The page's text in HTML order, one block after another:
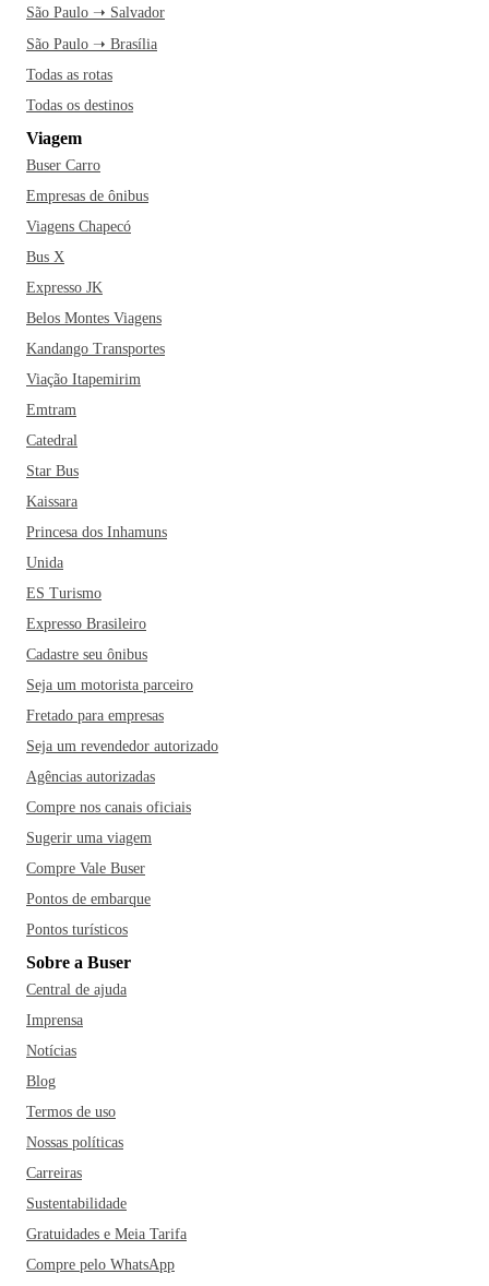
São Paulo ➝ Salvador
São Paulo ➝ Brasília
Todas as rotas
Todas os destinos
Viagem
Buser Carro
Empresas de ônibus
Viagens Chapecó
Bus X
Expresso JK
Belos Montes Viagens
Kandango Transportes
Viação Itapemirim
Emtram
Catedral
Star Bus
Kaissara
Princesa dos Inhamuns
Unida
ES Turismo
Expresso Brasileiro
Cadastre seu ônibus
Seja um motorista parceiro
Fretado para empresas
Seja um revendedor autorizado
Agências autorizadas
Compre nos canais oficiais
Sugerir uma viagem
Compre Vale Buser
Pontos de embarque
Pontos turísticos
Sobre a Buser
Central de ajuda
Imprensa
Notícias
Blog
Termos de uso
Nossas políticas
Carreiras
Sustentabilidade
Gratuidades e Meia Tarifa
Compre pelo WhatsApp